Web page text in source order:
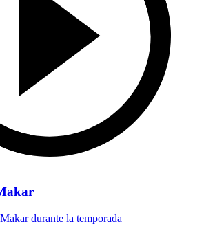
durante la temporada